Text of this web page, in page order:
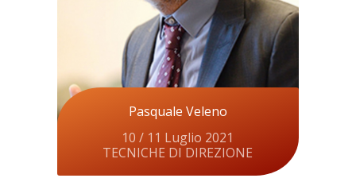
Pasquale Veleno
10 / 11 Luglio 2021
TECNICHE DI DIREZIONE